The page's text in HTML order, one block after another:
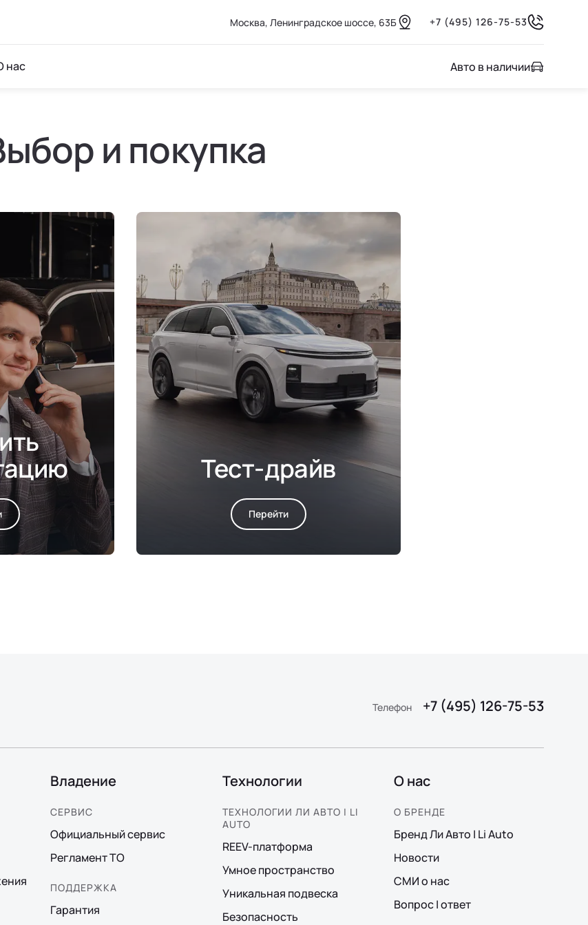
Москва, Ленинградское шоссе, 63Б +7 (495) 126-75-53
нас Авто в наличии
и покупка
Тест-драйв
Перейти
Телефон +7 (495) 126-75-53
Владение
СЕРВИС
Официальный сервис
Регламент ТО
ПОДДЕРЖКА
Гарантия
Технологии
ТЕХНОЛОГИИ ЛИ АВТО | LI
AUTO
REEV-платформа
Умное пространство
Уникальная подвеска
Безопасность
О нас
О БРЕНДЕ
Бренд Ли Авто | Li Auto
Новости
СМИ о нас
Вопрос | ответ